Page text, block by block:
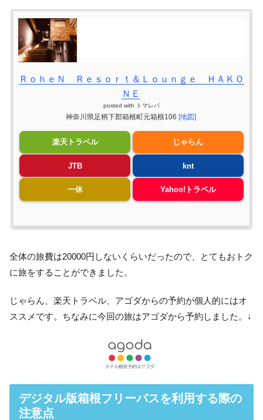
ＲｏｈｅＮ Ｒｅｓｏｒｔ＆Ｌｏｕｎｇｅ ＨＡＫＯ
ＮＥ
posted with トマレバ
神奈川県足柄下郡箱根町元箱根106[地図]
楽天トラベル じゃらん
JTB knt
一休 Yahoo!トラベル
全体の旅費は20000円しないくらいだったので、とてもおトク
に旅をすることができました。
じゃらん、楽天トラベル、アゴダからの予約が個人的にはオ
ススメです。ちなみに今回の旅はアゴダから予約しました。↓
デジタル版箱根フリーパスを利用する際の
注意点